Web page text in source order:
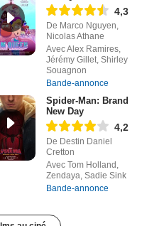
4,3
De Marco Nguyen,
Nicolas Athane
Avec Alex Ramires,
Jérémy Gillet, Shirley
Souagnon
Bande-annonce
Spider-Man: Brand
New Day
4,2
De Destin Daniel
Cretton
Avec Tom Holland,
Zendaya, Sadie Sink
Bande-annonce